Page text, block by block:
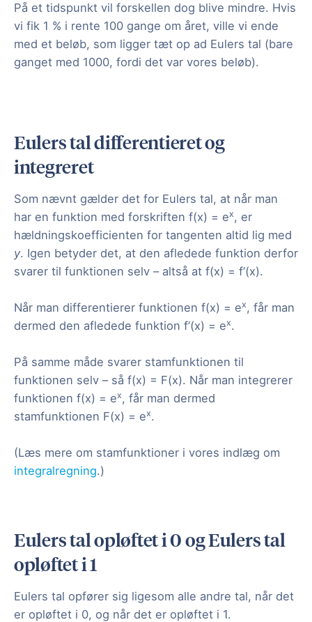
På et tidspunkt vil forskellen dog blive mindre. Hvis
vi fik 1 % i rente 100 gange om året, ville vi ende
med et beløb, som ligger tæt op ad Eulers tal (bare
ganget med 1000, fordi det var vores beløb).
Eulers tal differentieret og
integreret
Som nævnt gælder det for Eulers tal, at når man
har en funktion med forskriften f(x) = ex, er
hældningskoefficienten for tangenten altid lig med
y. Igen betyder det, at den afledede funktion derfor
svarer til funktionen selv – altså at f(x) = f’(x).
Når man differentierer funktionen f(x) = ex, får man
dermed den afledede funktion f’(x) = ex.
På samme måde svarer stamfunktionen til
funktionen selv – så f(x) = F(x). Når man integrerer
funktionen f(x) = ex, får man dermed
stamfunktionen F(x) = ex.
(Læs mere om stamfunktioner i vores indlæg om
integralregning.)
Eulers tal opløftet i 0 og Eulers tal
opløftet i 1
Eulers tal opfører sig ligesom alle andre tal, når det
er opløftet i 0, og når det er opløftet i 1.